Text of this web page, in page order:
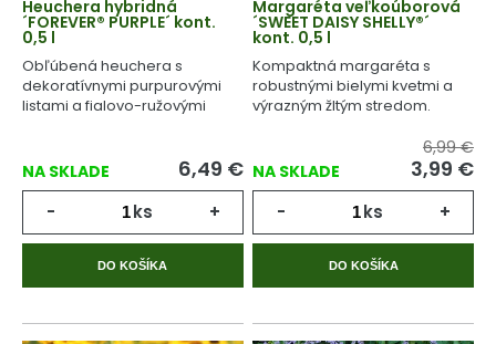
Heuchera hybridná
´FOREVER® PURPLE´ kont.
0,5 l
Obľúbená heuchera s
dekoratívnymi purpurovými
listami a fialovo-ružovými
NA SKLADE 6,49 €
- ks +
DO KOŠÍKA
Margaréta veľkoúborová
´SWEET DAISY SHELLY®´
kont. 0,5 l
Kompaktná margaréta s
robustnými bielymi kvetmi a
výrazným žltým stredom.
NA SKLADE
6,99 €
3,99 €
- ks +
DO KOŠÍKA